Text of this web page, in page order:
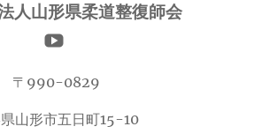
人山形県柔道整復師会
〒990-0829
山形市五日町15-10